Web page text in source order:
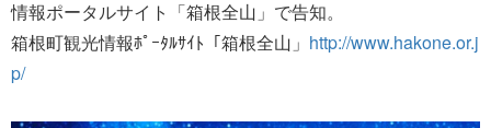
情報ポータルサイト「箱根全山」で告知。
箱根町観光情報ﾎﾟｰﾀﾙｻｲﾄ「箱根全山」 http://www.hakone.or.j
p/